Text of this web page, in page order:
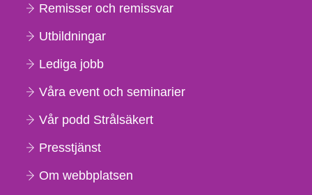
Remisser och remissvar
Utbildningar
Lediga jobb
Våra event och seminarier
Vår podd Strålsäkert
Presstjänst
Om webbplatsen